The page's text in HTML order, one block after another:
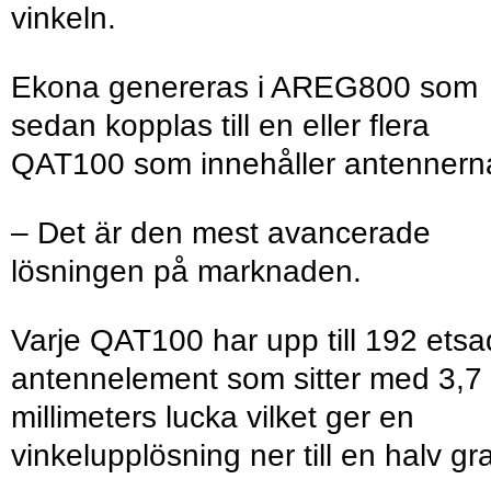
vinkeln.
Ekona genereras i AREG800 som
sedan kopplas till en eller flera
QAT100 som innehåller
– Det är den mest avancerade
lösningen på marknaden.
Varje QAT100 har upp till 192
antennelement som sitter med 3,7
millimeters lucka vilket ger en
vinkelupplösning ner till en halv